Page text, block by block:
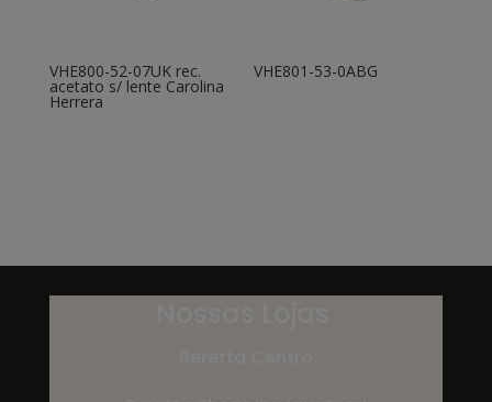
VHE800-52-07UK rec.
acetato s/ lente Carolina
Herrera
VHE801-53-0ABG